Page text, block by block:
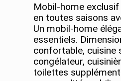
Mobil-home exclusif
en toutes saisons
Un mobil-home
essentiels.
confortable, cuisine
congélateur,
toilettes